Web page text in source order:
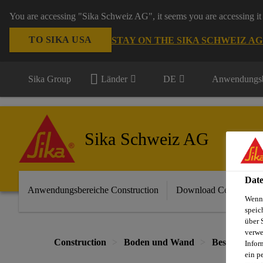
You are accessing "Sika Schweiz AG", it seems you are
TO SIKA USA STAY ON THE SIKA SCHWEIZ
Sika Group Länder DE
Sika Schweiz AG
Anwendungsbereiche Construction Download Center
Construction Boden und Wand
über
ein